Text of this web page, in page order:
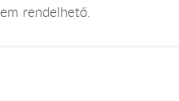
rendelhető.